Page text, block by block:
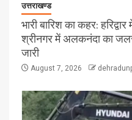
उत्तराखण्ड
भारी बारिश का कहर:
श्रीनगर में अलकनंदा का
जारी
August 7, 2026